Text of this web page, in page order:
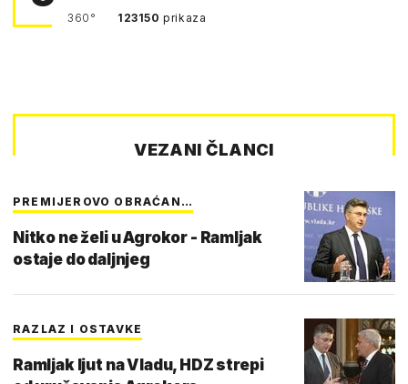
360° 123150prikaza
VEZANI ČLANCI
PREMIJEROVO OBRAĆAN…
Nitko ne želi u Agrokor - Ramljak
ostaje do daljnjeg
RAZLAZ I OSTAVKE
Ramljak ljut na Vladu, HDZ strepi